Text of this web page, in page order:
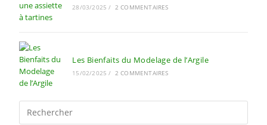
28/03/2025 / 2 COMMENTAIRES
Les Bienfaits du Modelage de l’Argile
15/02/2025 / 2 COMMENTAIRES